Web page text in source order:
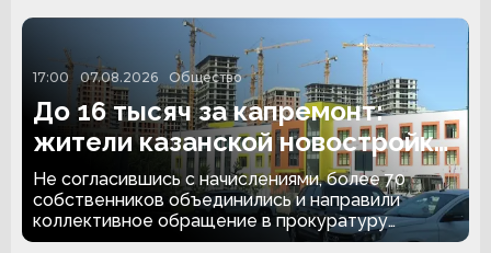
17:00 07.08.2026 Общество
До 16 тысяч за капремонт:
жители казанской новостройки
обратились в прокуратуру
Не согласившись с начислениями, более 70
собственников объединились и направили
коллективное обращение в прокуратуру
Татарстана.